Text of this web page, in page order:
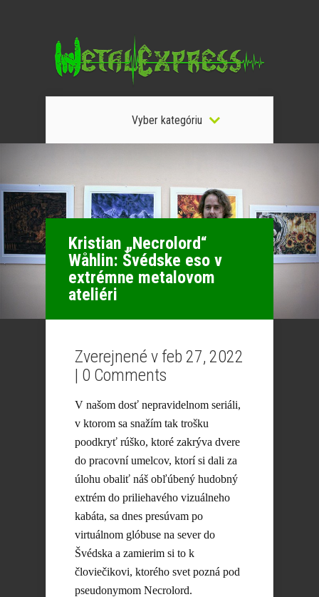
Vyber kategóriu
Kristian „Necrolord“
Wåhlin: Švédske eso v
extrémne metalovom
ateliéri
Zverejnené v feb 27, 2022
| 0 Comments
V našom dosť nepravidelnom seriáli,
v ktorom sa snažím tak trošku
poodkryť rúško, ktoré zakrýva dvere
do pracovní umelcov, ktorí si dali za
úlohu obaliť náš obľúbený hudobný
extrém do priliehavého vizuálneho
kabáta, sa dnes presúvam po
virtuálnom glóbuse na sever do
Švédska a zamierim si to k
človiečikovi, ktorého svet pozná pod
pseudonymom Necrolord.